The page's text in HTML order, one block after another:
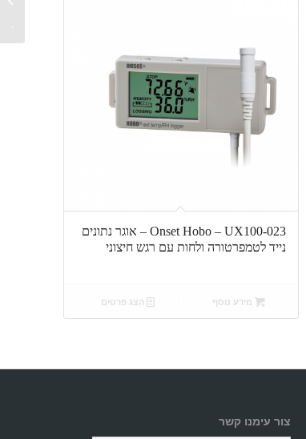
Onset Hobo – UX100-023 – אוגר נתונים
נייד לטמפרטורה ולחות עם רגש חיצוני
מידע נוסף הצג פרטים
צור עימנו קשר